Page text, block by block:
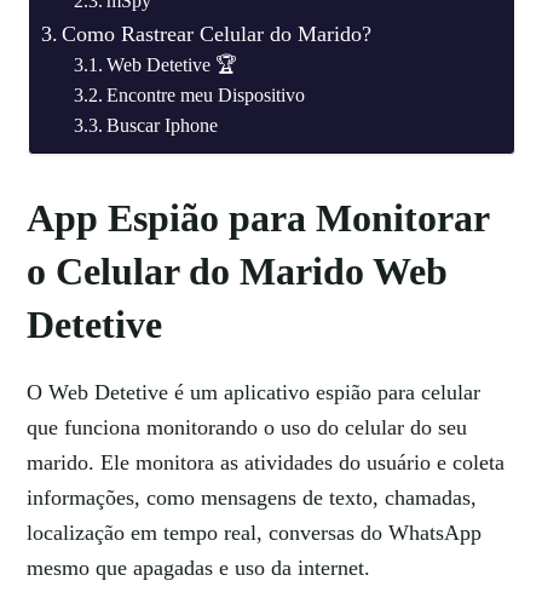
Como Rastrear Celular do Marido?
Web Detetive 🏆
Encontre meu Dispositivo
Buscar Iphone
App Espião para Monitorar
o Celular do Marido Web
Detetive
O Web Detetive é um aplicativo espião para celular
que funciona monitorando o uso do celular do seu
marido. Ele monitora as atividades do usuário e coleta
informações, como mensagens de texto, chamadas,
localização em tempo real, conversas do WhatsApp
mesmo que apagadas e uso da internet.